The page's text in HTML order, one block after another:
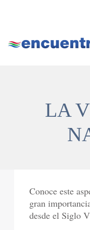
LA
Conoce este
gran
desde el Siglo